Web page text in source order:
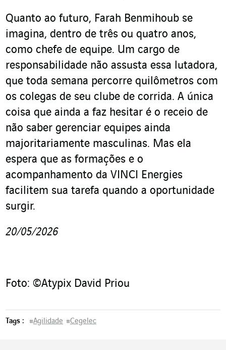
Quanto ao futuro, Farah Benmihoub se
imagina, dentro de três ou quatro anos,
como chefe de equipe. Um cargo de
responsabilidade não assusta essa lutadora,
que toda semana percorre quilômetros com
os colegas de seu clube de corrida. A única
coisa que ainda a faz hesitar é o receio de
não saber gerenciar equipes ainda
majoritariamente masculinas. Mas ela
espera que as formações e o
acompanhamento da VINCI Energies
facilitem sua tarefa quando a oportunidade
surgir.
20/05/2026
Foto: ©Atypix David Priou
Tags : #Agilidade #Cegelec